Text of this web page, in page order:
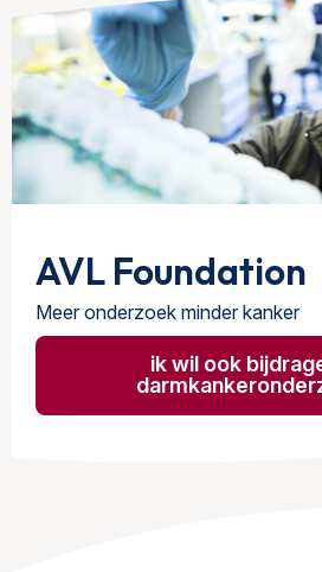
AVL Foundation
Meer onderzoek minder kanker
ik wil ook